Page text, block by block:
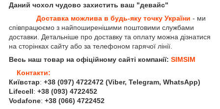
Даний чохол чудово захистить ваш "девайс"
Доставка можлива в будь-яку точку України - ми
співпрацюємо з найпоширенішими поштовими службами
доставки. Детальніше про доставку та оплату можна дізнатися
на сторінках сайту або за телефоном гарячої лінії.
Весь наш товар на офіційному сайті компанії: SIMSIM
Контакти:
Київстар: +38 (097) 4722472 (Viber, Telegram, WhatsApp)
Lifecell: +38 (093) 4722452
Vodafone: +38 (066) 4722452